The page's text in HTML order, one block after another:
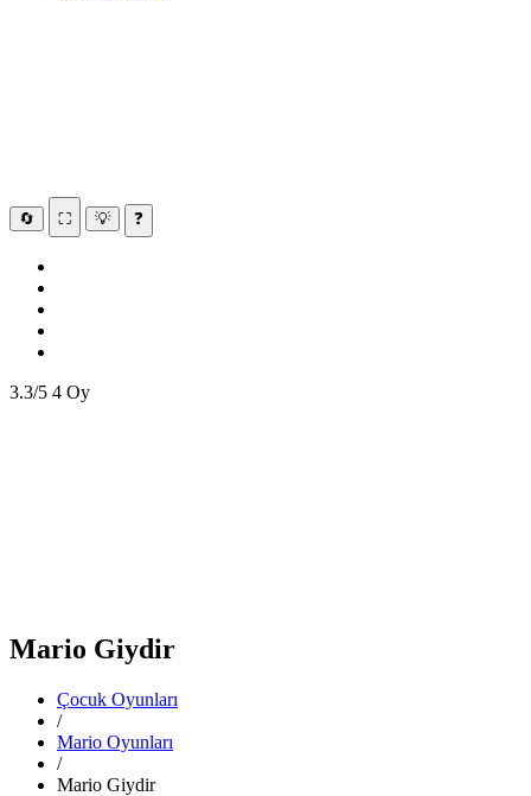
🔄 ⛶ 💡 ❓
3.3/5 4 Oy
Mario Giydir
Çocuk Oyunları
/
Mario Oyunları
/
Mario Giydir